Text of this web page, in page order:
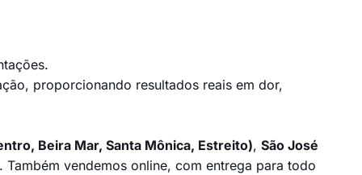
proporcionando resultados reais em dor,
Beira Mar, Santa Mônica, Estreito), São José
. Também vendemos online, com entrega para todo